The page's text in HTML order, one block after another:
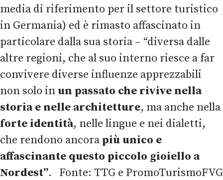
media di riferimento per il settore turistico
in Germania) ed è rimasto affascinato in
particolare dalla sua storia – “diversa dalle
altre regioni, che al suo interno riesce a far
convivere diverse influenze apprezzabili
non solo inun passato che rivive nella
storia e nelle architetture, ma anche nella
forte identità, nelle lingue e nei dialetti,
che rendono ancora più unico e
affascinante questo piccolo gioiello a
Nordest”. Fonte: TTG e PromoTurismoFVG